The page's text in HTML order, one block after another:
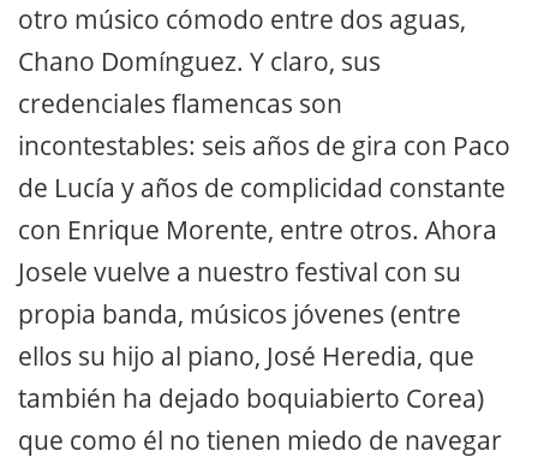
otro músico cómodo entre dos aguas,
Chano Domínguez. Y claro, sus
credenciales flamencas son
incontestables: seis años de gira con Paco
de Lucía y años de complicidad constante
con Enrique Morente, entre otros. Ahora
Josele vuelve a nuestro festival con su
propia banda, músicos jóvenes (entre
ellos su hijo al piano, José Heredia, que
también ha dejado boquiabierto Corea)
que como él no tienen miedo de navegar